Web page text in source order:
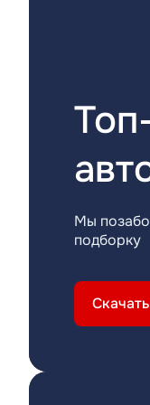
Мы
подборку